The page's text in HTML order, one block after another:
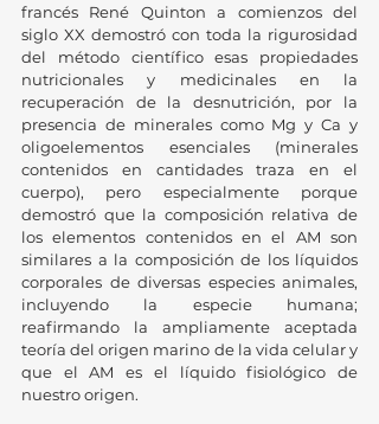
francés René Quinton a comienzos del
siglo XX demostró con toda la rigurosidad
del método científico esas propiedades
nutricionales y medicinales en la
recuperación de la desnutrición, por la
presencia de minerales como Mg y Ca y
oligoelementos esenciales (minerales
contenidos en cantidades traza en el
cuerpo), pero especialmente porque
demostró que la composición relativa de
los elementos contenidos en el AM son
similares a la composición de los líquidos
corporales de diversas especies animales,
incluyendo la especie humana;
reafirmando la ampliamente aceptada
teoría del origen marino de la vida celular y
que el AM es el líquido fisiológico de
nuestro origen.